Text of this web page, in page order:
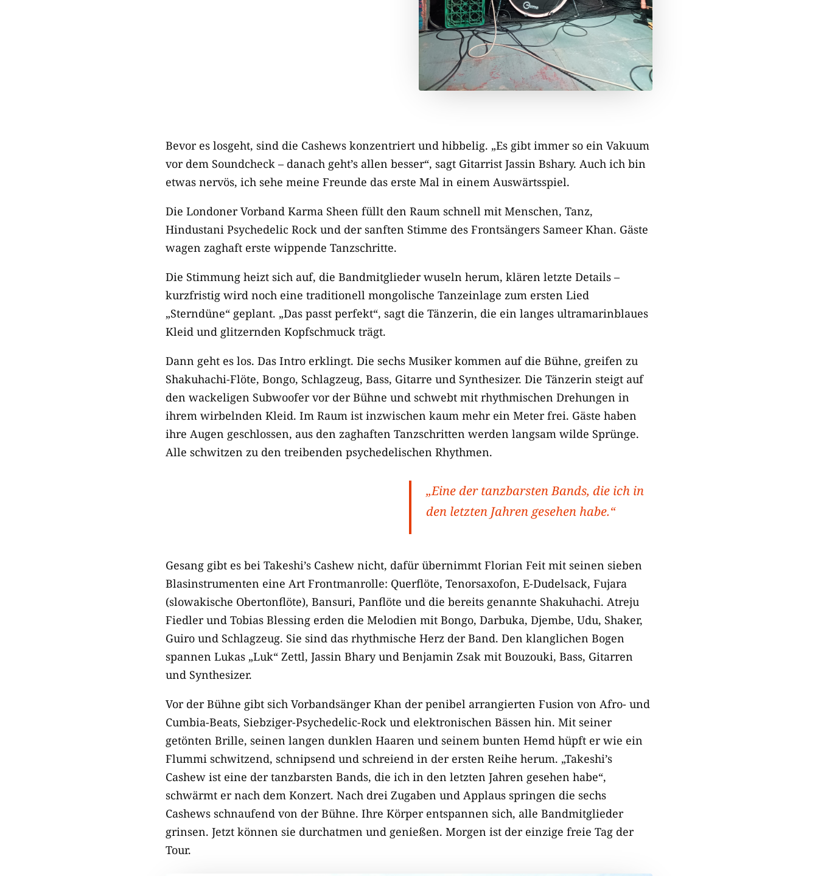
Bevor es losgeht, sind die Cashews konzentriert und hibbelig. „Es gibt immer so ein Vakuum
vor dem Soundcheck – danach geht’s allen besser“, sagt Gitarrist Jassin Bshary. Auch ich bin
etwas nervös, ich sehe meine Freunde das erste Mal in einem Auswärtsspiel.
Die Londoner Vorband Karma Sheen füllt den Raum schnell mit Menschen, Tanz,
Hindustani Psychedelic Rock und der sanften Stimme des Frontsängers Sameer Khan. Gäste
wagen zaghaft erste wippende Tanzschritte.
Die Stimmung heizt sich auf, die Bandmitglieder wuseln herum, klären letzte Details –
kurzfristig wird noch eine traditionell mongolische Tanzeinlage zum ersten Lied
„Sterndüne“ geplant. „Das passt perfekt“, sagt die Tänzerin, die ein langes ultramarinblaues
Kleid und glitzernden Kopfschmuck trägt.
Dann geht es los. Das Intro erklingt. Die sechs Musiker kommen auf die Bühne, greifen zu
Shakuhachi-Flöte, Bongo, Schlagzeug, Bass, Gitarre und Synthesizer. Die Tänzerin steigt auf
den wackeligen Subwoofer vor der Bühne und schwebt mit rhythmischen Drehungen in
ihrem wirbelnden Kleid. Im Raum ist inzwischen kaum mehr ein Meter frei. Gäste haben
ihre Augen geschlossen, aus den zaghaften Tanzschritten werden langsam wilde Sprünge.
Alle schwitzen zu den treibenden psychedelischen Rhythmen.
„Eine der tanzbarsten Bands, die ich in
den letzten Jahren gesehen habe.“
Gesang gibt es bei Takeshi’s Cashew nicht, dafür übernimmt Florian Feit mit seinen sieben
Blasinstrumenten eine Art Frontmanrolle: Querflöte, Tenorsaxofon, E-Dudelsack, Fujara
(slowakische Obertonflöte), Bansuri, Panflöte und die bereits genannte Shakuhachi. Atreju
Fiedler und Tobias Blessing erden die Melodien mit Bongo, Darbuka, Djembe, Udu, Shaker,
Guiro und Schlagzeug. Sie sind das rhythmische Herz der Band. Den klanglichen Bogen
spannen Lukas „Luk“ Zettl, Jassin Bhary und Benjamin Zsak mit Bouzouki, Bass, Gitarren
und Synthesizer.
Vor der Bühne gibt sich Vorbandsänger Khan der penibel arrangierten Fusion von Afro- und
Cumbia-Beats, Siebziger-Psychedelic-Rock und elektronischen Bässen hin. Mit seiner
getönten Brille, seinen langen dunklen Haaren und seinem bunten Hemd hüpft er wie ein
Flummi schwitzend, schnipsend und schreiend in der ersten Reihe herum. „Takeshi’s
Cashew ist eine der tanzbarsten Bands, die ich in den letzten Jahren gesehen habe“,
schwärmt er nach dem Konzert. Nach drei Zugaben und Applaus springen die sechs
Cashews schnaufend von der Bühne. Ihre Körper entspannen sich, alle Bandmitglieder
grinsen. Jetzt können sie durchatmen und genießen. Morgen ist der einzige freie Tag der
Tour.